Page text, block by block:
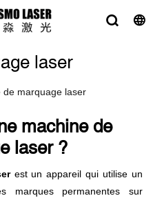
laser
de marquage laser
machine de
laser ?
est un appareil qui utilise un
marques permanentes sur